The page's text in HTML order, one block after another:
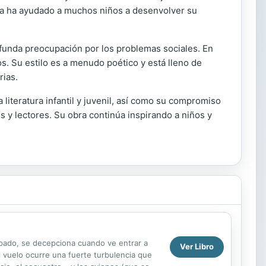
ha ayudado a muchos niños a desenvolver su
preocupación por los problemas sociales. En
Su estilo es a menudo poético y está lleno de
literatura infantil y juvenil, así como su compromiso
y lectores. Su obra continúa inspirando a niños y
se decepciona cuando ve entrar a
ocurre una fuerte turbulencia que
Ver Libro